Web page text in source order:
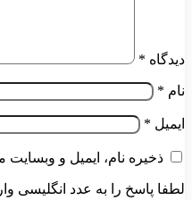
دیدگاه *
نام *
ایمیل *
ذخیره نام، ایمیل و
لطفا پاسخ را به عدد انگلیسی